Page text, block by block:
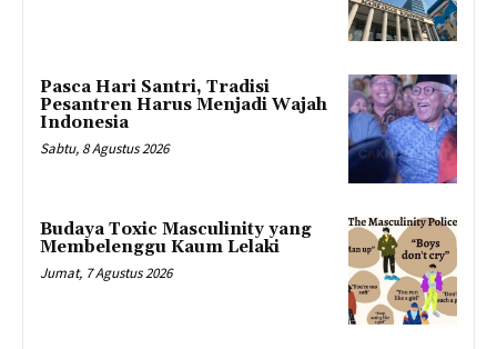
Pasca Hari Santri, Tradisi
Pesantren Harus Menjadi Wajah
Indonesia
Sabtu, 8 Agustus 2026
Budaya Toxic Masculinity yang
Membelenggu Kaum Lelaki
Jumat, 7 Agustus 2026